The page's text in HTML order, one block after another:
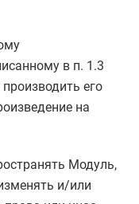
в п. 1.3
его
на
Модуль,
и/или